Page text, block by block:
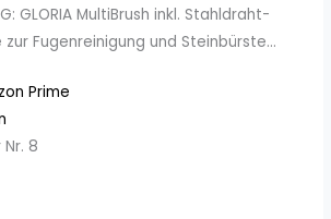
GLORIA MultiBrush inkl. Stahldraht-
Fugenreinigung und Steinbürste...
8